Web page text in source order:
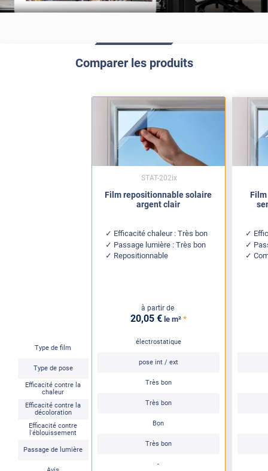
Comparer les produits
Type de film
Type de pose
Efficacité contre la
chaleur
Efficacité contre la
décoloration
Efficacité contre
l'éblouissement
Passage de lumière
Film repositionnable solaire
argent clair
Efficacité chaleur : Très bon
Passage lumière : Très bon
Repositionnable
à partir de
20,05 € le m² *
électrostatique
pose int / ext
Très bon
Très bon
Bon
Très bon
-
STAT-202ix